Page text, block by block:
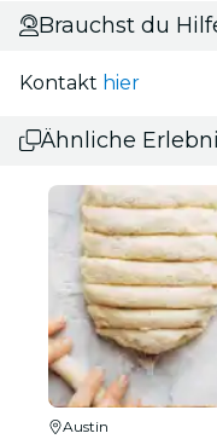
Brauchst du
Kontakt hier
Ähnliche
Austin